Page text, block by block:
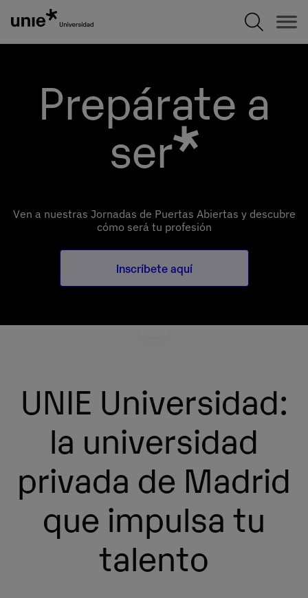
contenido
Prepárate a
ser
Ven a nuestras Jornadas de Puertas Abiertas y descubre
cómo será tu profesión
Inscríbete aquí
UNIE Universidad:
la universidad
privada de Madrid
que impulsa tu
talento